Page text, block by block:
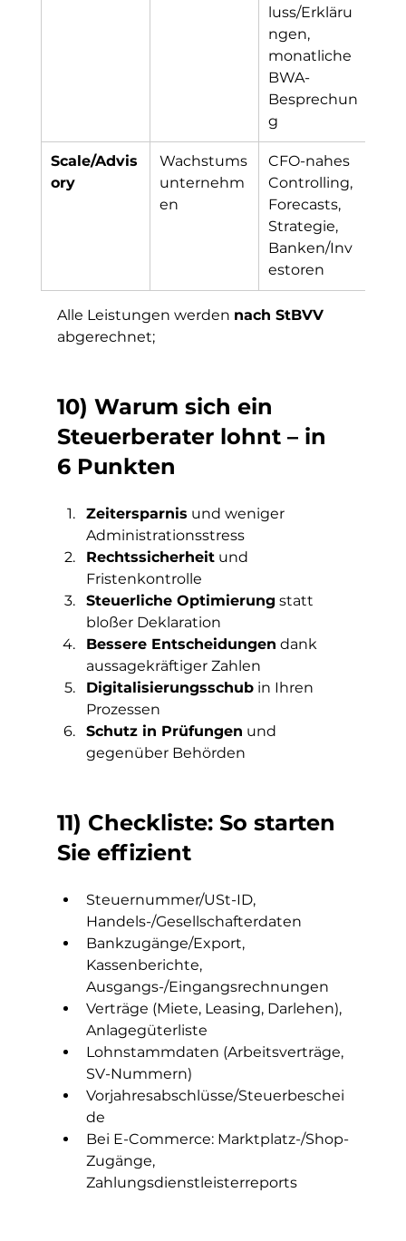
luss/Erkläru
ngen,
monatliche
BWA-
Besprechun
g
Scale/Advis
ory
Wachstums
unternehm
en
CFO-nahes
Controlling,
Forecasts,
Strategie,
Banken/Inv
estoren
Alle Leistungen werden nach StBVV
abgerechnet;
10) Warum sich ein
Steuerberater lohnt – in
6 Punkten
Zeitersparnis und weniger
Administrationsstress
Rechtssicherheit und
Fristenkontrolle
Steuerliche Optimierung statt
bloßer Deklaration
Bessere Entscheidungen dank
aussagekräftiger Zahlen
Digitalisierungsschub in Ihren
Prozessen
Schutz in Prüfungen und
gegenüber Behörden
11) Checkliste: So starten
Sie effizient
Steuernummer/USt-ID,
Handels-/Gesellschafterdaten
Bankzugänge/Export,
Kassenberichte,
Ausgangs-/Eingangsrechnungen
Verträge (Miete, Leasing, Darlehen),
Anlagegüterliste
Lohnstammdaten (Arbeitsverträge,
SV-Nummern)
Vorjahresabschlüsse/Steuerbeschei
de
Bei E-Commerce: Marktplatz-/Shop-
Zugänge,
Zahlungsdienstleisterreports